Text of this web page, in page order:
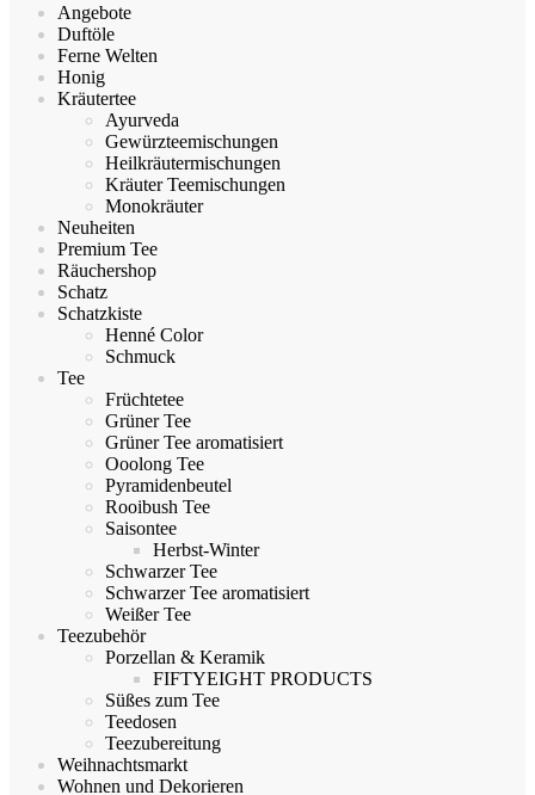
Angebote
Duftöle
Ferne Welten
Honig
Kräutertee
Ayurveda
Gewürzteemischungen
Heilkräutermischungen
Kräuter Teemischungen
Monokräuter
Neuheiten
Premium Tee
Räuchershop
Schatz
Schatzkiste
Henné Color
Schmuck
Tee
Früchtetee
Grüner Tee
Grüner Tee aromatisiert
Ooolong Tee
Pyramidenbeutel
Rooibush Tee
Saisontee
Herbst-Winter
Schwarzer Tee
Schwarzer Tee aromatisiert
Weißer Tee
Teezubehör
Porzellan & Keramik
FIFTYEIGHT PRODUCTS
Süßes zum Tee
Teedosen
Teezubereitung
Weihnachtsmarkt
Wohnen und Dekorieren